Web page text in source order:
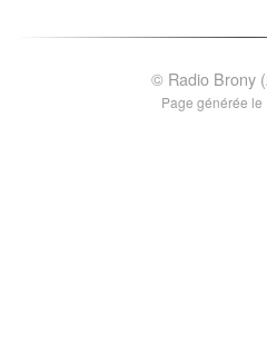
© Radio Brony
Page générée le